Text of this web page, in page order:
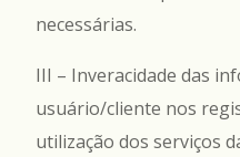
necessárias.
III – Inveracidade das
usuário/cliente nos
utilização dos serviços